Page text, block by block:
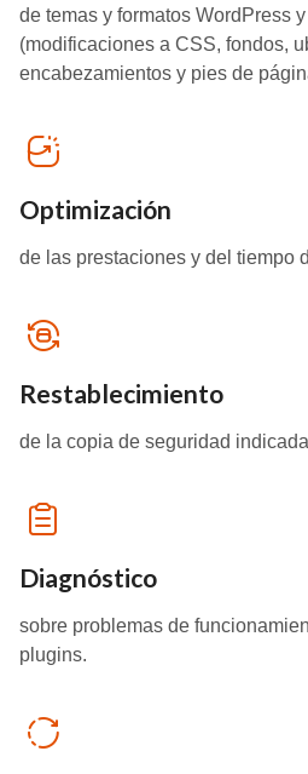
de temas y formatos WordPress
(modificaciones a CSS, fondos,
encabezamientos y pies de
Optimización
de las prestaciones y del tiempo
Restablecimiento
de la copia de seguridad
Diagnóstico
sobre problemas de
plugins.